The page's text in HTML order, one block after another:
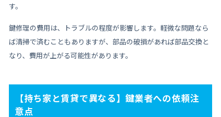
す。
鍵修理の費用は、トラブルの程度が影響します。軽微な問題なら
ば清掃で済むこともありますが、部品の破損があれば部品交換と
なり、費用が上がる可能性があります。
【持ち家と賃貸で異なる】鍵業者への依頼注
意点